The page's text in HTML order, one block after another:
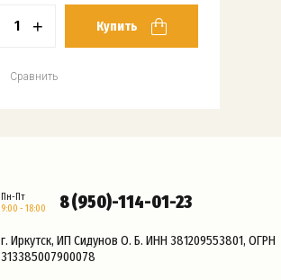
+ Купить
Сравнить
Пн-Пт
9:00 - 18:00
8 (950)-114-01-23
г. Иркутск, ИП Сидунов О. Б. ИНН 381209553801, ОГРН
313385007900078